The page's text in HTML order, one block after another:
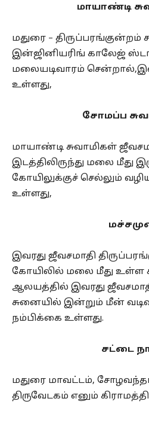
மாயாண்டி
மதுரை – திருப்பரங்குன்றம்
இன்ஜினியரிங் காலேஜ்
மலையடிவாரம்
உள்ளது,
சோமப்ப
மாயாண்டி சுவாமிகள்
இடத்திலிருந்து மலை மீது
கோயிலுக்குச் செல்லும்
உள்ளது,
இவரது ஜீவசமாதி
கோயிலில் மலை மீது உள்ள
ஆலயத்தில் இவரது
சுனையில் இன்றும் மீன்
நம்பிக்கை உள்ளது.
சட்டை
மதுரை மாவட்டம்,
திருவேடகம் எனும்